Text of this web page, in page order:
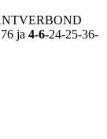
ja 4-6-24-25-36-